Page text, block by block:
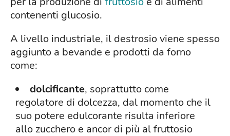
contenenti glucosio.
A livello industriale, il destrosio viene spesso
aggiunto a bevande e prodotti da forno
come:
dolcificante, soprattutto come
regolatore di dolcezza, dal momento che il
suo potere edulcorante risulta inferiore
allo zucchero e ancor di più al fruttosio